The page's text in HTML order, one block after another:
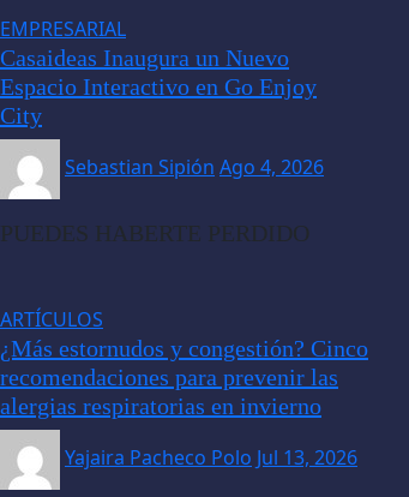
EMPRESARIAL
Casaideas Inaugura un Nuevo
Espacio Interactivo en Go Enjoy
City
Sebastian Sipión Ago 4, 2026
PUEDES HABERTE PERDIDO
ARTÍCULOS
¿Más estornudos y congestión? Cinco
recomendaciones para prevenir las
alergias respiratorias en invierno
Yajaira Pacheco Polo Jul 13, 2026